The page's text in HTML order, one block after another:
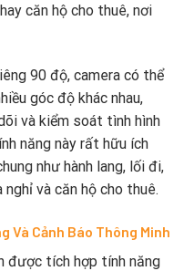
căn hộ cho thuê, nơi
90 độ, camera có thể
góc độ khác nhau,
và kiểm soát tình hình
năng này rất hữu ích
như hành lang, lối đi,
và căn hộ cho thuê.
Và Cảnh Báo Thông Minh
được tích hợp tính năng